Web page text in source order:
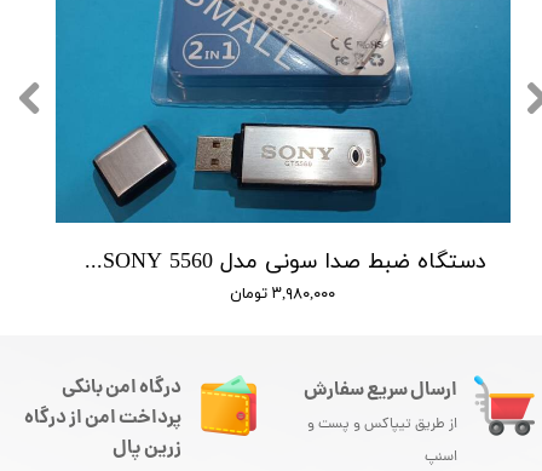
دستگاه ضبط صدا سونی مدل SONY 5560 - حافظه 16 گیگابایت
۳,۹۸۰,۰۰۰ تومان
ارسال سریع سفارش
از طریق تیپاکس و پست و
اسنپ
درگاه امن بانکی
پرداخت امن از درگاه
زرین پال